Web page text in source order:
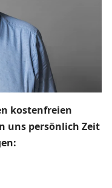
kostenfreien
uns persönlich Zeit